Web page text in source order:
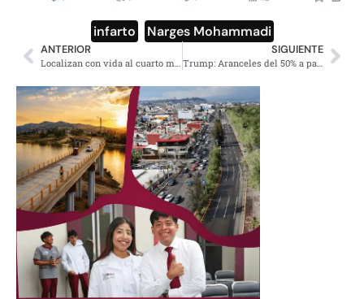
infarto Narges Mohammadi
ANTERIOR
Localizan con vida al cuarto minero de Santa Fe 13 días después
SIGUIENTE
Trump: Aranceles del 50% a países que envíen armas a Irán